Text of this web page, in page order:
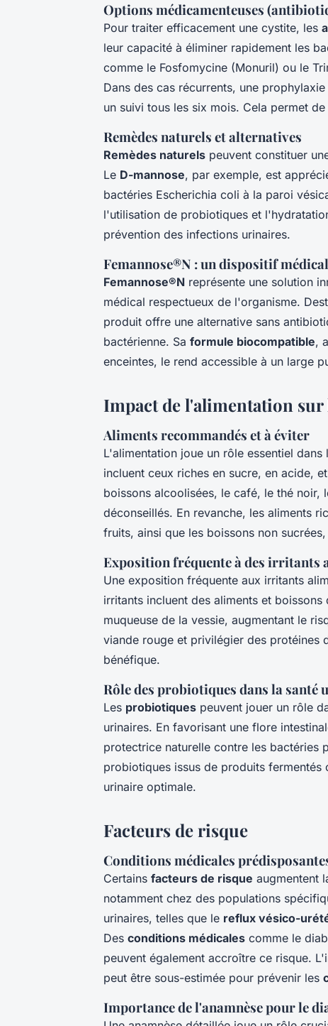
Options médicamenteuses
Pour traiter efficacement une cystite, les
leur capacité à éliminer rapidement les
comme le Fosfomycine (Monuril) ou le
Dans des cas récurrents, une
un suivi tous les six mois. Cela permet
Remèdes naturels et alternatives
Remèdes naturels peuvent constituer
Le D-mannose, par exemple, est
bactéries Escherichia coli à la paroi
l'utilisation de probiotiques et
prévention des infections urinaires.
Femannose®N : un dispositif
Femannose®N représente une solution
médical respectueux de l'organisme.
produit offre une alternative sans
bactérienne. Sa formule biocompatible,
enceintes, le rend accessible à un large
Impact de l'alimentation sur
Aliments recommandés et à éviter
L'alimentation joue un rôle essentiel dans
incluent ceux riches en sucre, en acide,
boissons alcoolisées, le café, le thé noir,
déconseillés. En revanche, les aliments
fruits, ainsi que les boissons non
Exposition fréquente à des irritants
Une exposition fréquente aux irritants
irritants incluent des aliments et
muqueuse de la vessie, augmentant le
viande rouge et privilégier des protéines
bénéfique.
Rôle des probiotiques dans la santé
Les probiotiques peuvent jouer un rôle
urinaires. En favorisant une flore
protectrice naturelle contre les bactéries
probiotiques issus de produits
urinaire optimale.
Facteurs de risque
Conditions médicales
Certains facteurs de risque augmentent
notamment chez des populations
urinaires, telles que le reflux vésico-
Des conditions médicales comme le
peuvent également accroître ce risque.
peut être sous-estimée pour prévenir les
Importance de l'anamnèse pour le